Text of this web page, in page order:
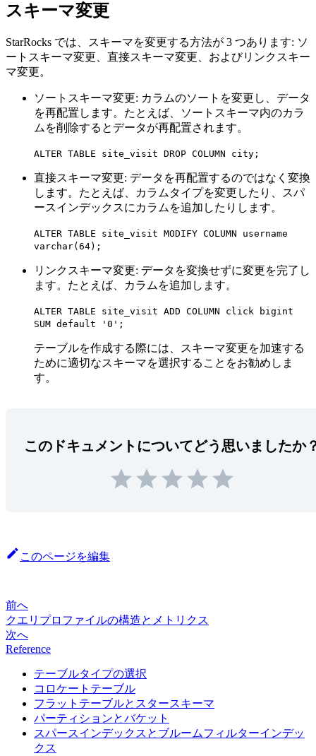
スキーマ変更
StarRocks では、スキーマを変更する方法が 3 つあります: ソ
ートスキーマ変更、直接スキーマ変更、およびリンクスキー
マ変更。
ソートスキーマ変更: カラムのソートを変更し、データ
を再配置します。たとえば、ソートスキーマ内のカラ
ムを削除するとデータが再配置されます。
ALTER TABLE site_visit DROP COLUMN city;
直接スキーマ変更: データを再配置するのではなく変換
します。たとえば、カラムタイプを変更したり、スパ
ースインデックスにカラムを追加したりします。
ALTER TABLE site_visit MODIFY COLUMN username
varchar(64);
リンクスキーマ変更: データを変換せずに変更を完了し
ます。たとえば、カラムを追加します。
ALTER TABLE site_visit ADD COLUMN click bigint
SUM default '0';
テーブルを作成する際には、スキーマ変更を加速する
ために適切なスキーマを選択することをお勧めしま
す。
このドキュメントについてどう思いましたか
このページを編集
前へ
クエリプロファイルの構造とメトリクス
次へ
Reference
テーブルタイプの選択
コロケートテーブル
フラットテーブルとスタースキーマ
パーティションとバケット
スパースインデックスとブルームフィルターインデッ
クス